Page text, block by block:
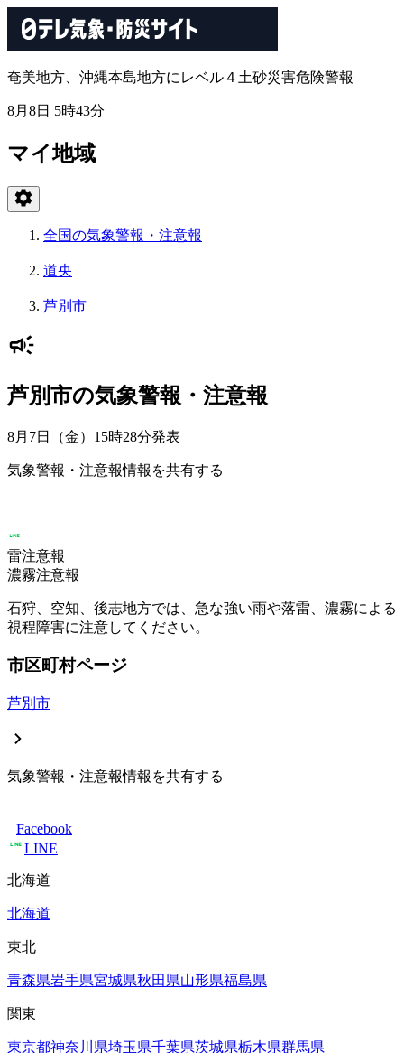
奄美地方、沖縄本島地方にレベル４土砂災害危険警報
8月8日 5時43分
マイ地域
全国の気象警報・注意報
道央
芦別市
芦別市の気象警報・注意報
8月7日（金）15時28分発表
気象警報・注意報情報を共有する
雷注意報
濃霧注意報
石狩、空知、後志地方では、急な強い雨や落雷、濃霧による
視程障害に注意してください。
市区町村ページ
芦別市
気象警報・注意報情報を共有する
Facebook
LINE
北海道
北海道
東北
青森県岩手県宮城県秋田県山形県福島県
関東
東京都神奈川県埼玉県千葉県茨城県栃木県群馬県